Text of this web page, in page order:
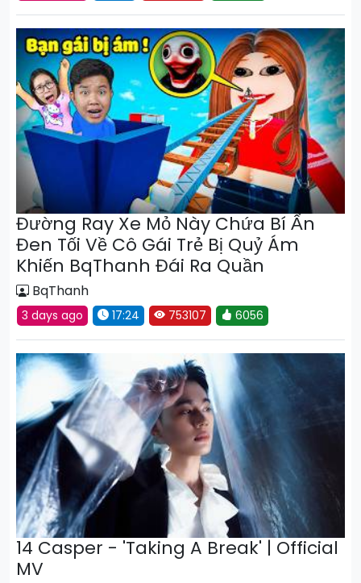
Đường Ray Xe Mỏ Này Chứa Bí Ẩn
Đen Tối Về Cô Gái Trẻ Bị Quỷ Ám
Khiến BqThanh Đái Ra Quần
BqThanh
3 days ago 17:24 753107 6056
14 Casper - 'Taking A Break' | Official
MV